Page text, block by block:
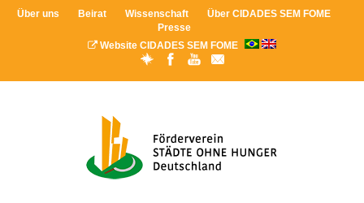
Über uns Beirat Wissenschaft
Über CIDADES SEM FOME
Presse
Website CIDADES SEM FOME